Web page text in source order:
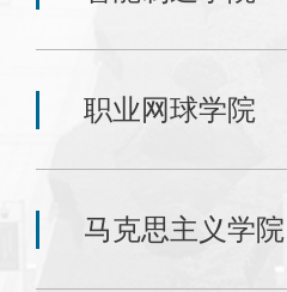
职业网球学院
马克思主义学院